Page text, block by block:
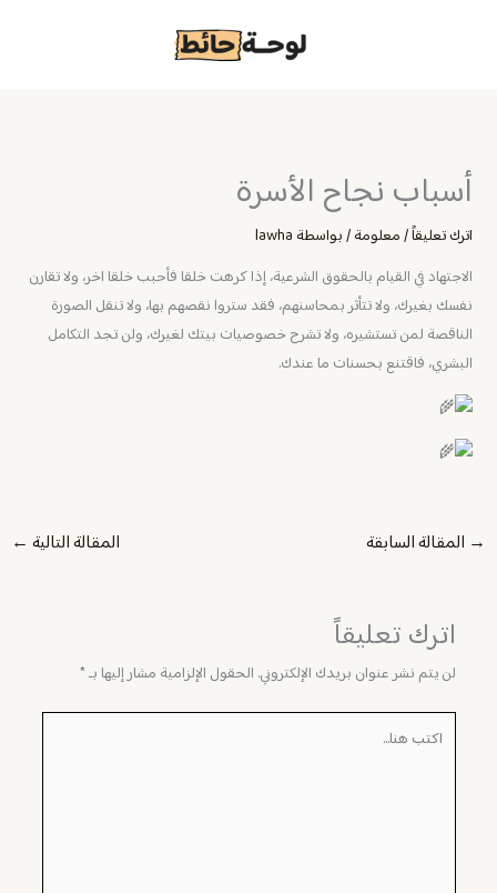
أسباب نجاح الأسرة
اترك تعليقاً/معلومة/ بواسطة lawha
الاجتهاد في القيام بالحقوق الشرعية، إذا كرهت خلقا فأحبب خلقا اخر، ولا تقارن
نفسك بغيرك، ولا تتأثر بمحاسنهم، فقد ستروا نقصهم بها، ولا تنقل الصورة
الناقصة لمن تستشيره، ولا تشرح خصوصيات بيتك لغيرك، ولن تجد التكامل
البشري، فاقتنع بحسنات ما عندك.
→ المقالة السابقة المقالة التالية ←
اترك تعليقاً
لن يتم نشر عنوان بريدك الإلكتروني. الحقول الإلزامية مشار إليها بـ*